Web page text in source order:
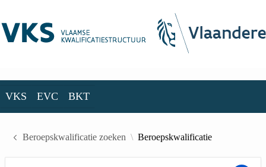
VKS EVC BKT
Beroepskwalificatie zoeken Beroepskwalificatie